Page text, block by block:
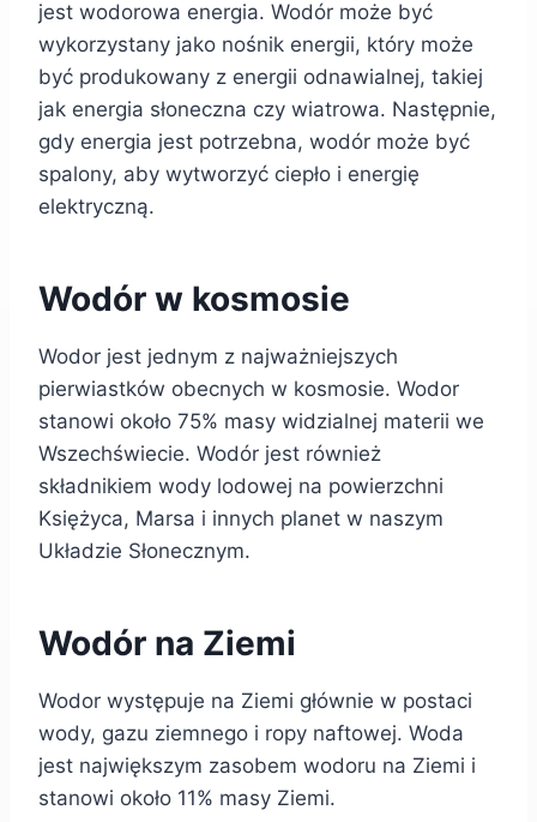
jest wodorowa energia. Wodór może być
wykorzystany jako nośnik energii, który może
być produkowany z energii odnawialnej, takiej
jak energia słoneczna czy wiatrowa. Następnie,
gdy energia jest potrzebna, wodór może być
spalony, aby wytworzyć ciepło i energię
elektryczną.
Wodór w kosmosie
Wodor jest jednym z najważniejszych
pierwiastków obecnych w kosmosie. Wodor
stanowi około 75% masy widzialnej materii we
Wszechświecie. Wodór jest również
składnikiem wody lodowej na powierzchni
Księżyca, Marsa i innych planet w naszym
Układzie Słonecznym.
Wodór na Ziemi
Wodor występuje na Ziemi głównie w postaci
wody, gazu ziemnego i ropy naftowej. Woda
jest największym zasobem wodoru na Ziemi i
stanowi około 11% masy Ziemi.